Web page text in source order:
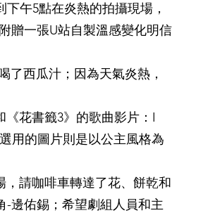
午5點在炎熱的拍攝現場，
贈一張U站自製溫感變化明信
了西瓜汁；因為天氣炎熱，
花書籤3》的歌曲影片：I
用的圖片則是以公主風格為
，請咖啡車轉達了花、餅乾和
-邊佑錫；希望劇組人員和主